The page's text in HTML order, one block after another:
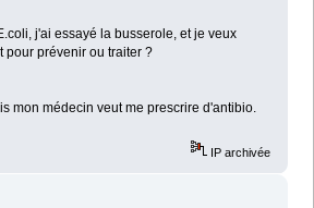
j'ai essayé la busserole, et je veux
pour prévenir ou traiter ?
mon médecin veut me prescrire d'antibio.
IP archivée